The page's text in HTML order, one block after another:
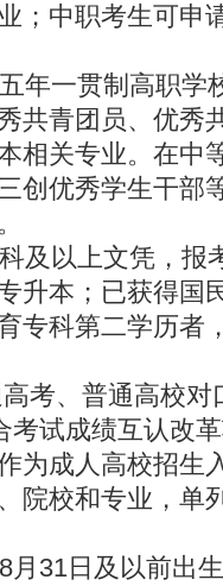
；中职考生可申
年一贯制高职学
共青团员、优秀
相关专业。在中
创优秀学生干部
及以上文凭，报
升本；已获得国
专科第二学历者
考、普通高校
考试成绩互认改
为成人高校招生
院校和专业，单
月31日及以前出